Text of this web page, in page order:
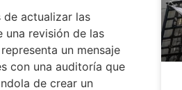
de actualizar las
una revisión de las
un mensaje
con una auditoría que
de crear un